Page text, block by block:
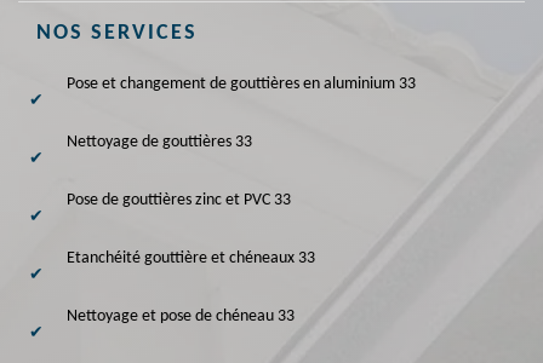
NOS SERVICES
Pose et changement de gouttières en aluminium 33
Nettoyage de gouttières 33
Pose de gouttières zinc et PVC 33
Etanchéité gouttière et chéneaux 33
Nettoyage et pose de chéneau 33